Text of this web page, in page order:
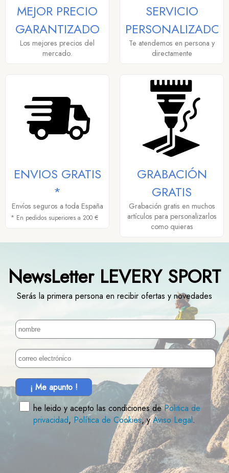
MEJOR PRECIO
GARANTIZADO
Los mejores precios del
mercado.
SERVICIO
PERSONALIZADO
Te atendemos en persona y
directamente
ENVIOS GRATIS
*
Envíos seguros a toda España
* En pedidos superiores a 200 €
GRABACIÓN
GRATIS
Grabación gratis en muchos
artículos para personalizarlos
como quieras
NewsLetter LEVERY SPORT
Serás la primera persona en recibir ofertas y novedades
¡ Me apunto !
he leido y acepto las condiciones dePolitica de
privacidad, Política de Cookies, yAviso Legal.